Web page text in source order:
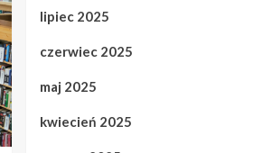
lipiec 2025
czerwiec 2025
maj 2025
kwiecień 2025